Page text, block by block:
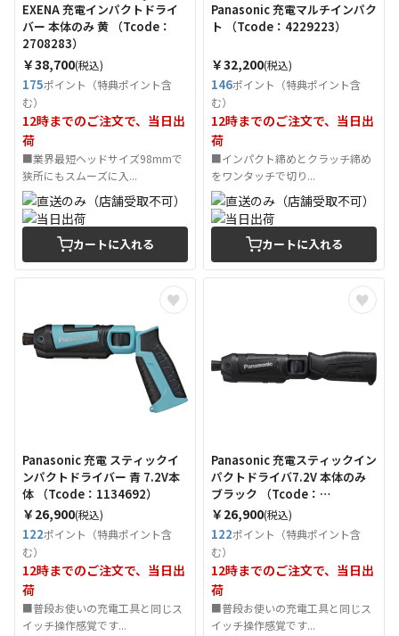
EXENA 充電インパクトドライ
バー 本体のみ 黄 （Tcode：
2708283）
￥38,700(税込)
175ポイント（特典ポイント含
む）
12時までのご注文で、当日出
荷
■業界最短ヘッドサイズ98mmで
狭所にもスムーズに入...
カートに入れる
Panasonic 充電マルチインパク
ト （Tcode：4229223）
￥32,200(税込)
146ポイント（特典ポイント含
む）
12時までのご注文で、当日出
荷
■インパクト締めとクラッチ締め
をワンタッチで切り...
カートに入れる
Panasonic 充電 スティックイ
ンパクトドライバー 青 7.2V本
体 （Tcode：1134692）
￥26,900(税込)
122ポイント（特典ポイント含
む）
12時までのご注文で、当日出
荷
■普段お使いの充電工具と同じス
イッチ操作感覚です...
Panasonic 充電スティックイン
パクトドライバ7.2V 本体のみ
ブラック （Tcode：
7603606）
￥26,900(税込)
122ポイント（特典ポイント含
む）
12時までのご注文で、当日出
荷
■普段お使いの充電工具と同じス
イッチ操作感覚です...